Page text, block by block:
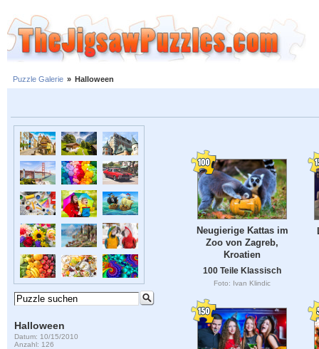
Puzzle Galerie » Halloween
Halloween
Datum: 10/15/2010
Anzahl: 126
Neugierige Kattas im
Zoo von Zagreb,
Kroatien
100 Teile Klassisch
Foto: Ivan Klindic